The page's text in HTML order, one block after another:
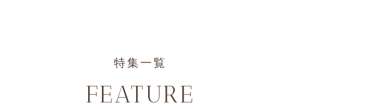
特集一覧
FEATURE